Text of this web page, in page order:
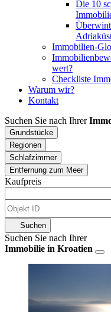
Die 10
Immobilien-
wert?
Checkliste
Warum wir?
Kontakt
Suchen Sie nach Ihrer
Grundstücke
Regionen
Schlafzimmer
Entfernung zum Meer
Kaufpreis
Suchen
Suchen Sie nach Ihrer
Immobilie in Kroatien